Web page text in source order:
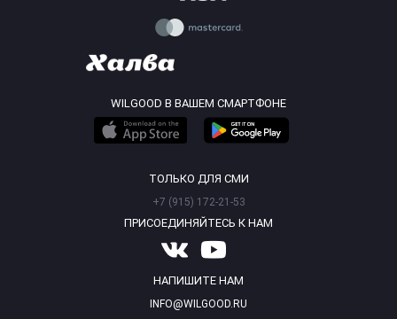
WILGOOD В ВАШЕМ СМАРТФОНЕ
ТОЛЬКО ДЛЯ СМИ
+7 (915) 172-21-53
ПРИСОЕДИНЯЙТЕСЬ К НАМ
НАПИШИТЕ НАМ
INFO@WILGOOD.RU